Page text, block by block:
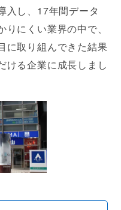
入し、17年間データ
にくい業界の中で、
に取り組んできた結果
ける企業に成長しまし